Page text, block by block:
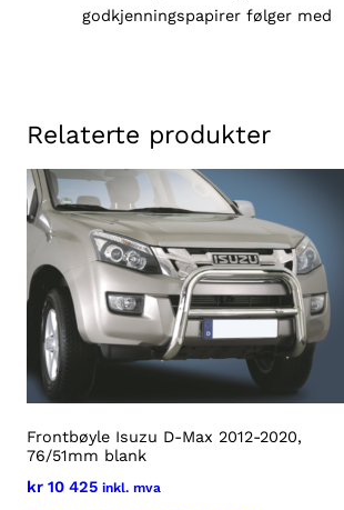
m
m
s
o
a
n
t
a
l
l
godkjenningspapirer følger med
Relaterte produkter
Frontbøyle Isuzu D-Max 2012-2020,
76/51mm blank
kr 10 425 inkl. mva